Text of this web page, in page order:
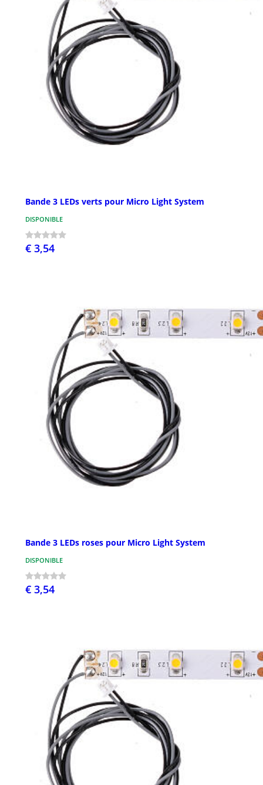
Bande 3 LEDs verts pour Micro Light System
DISPONIBLE
€ 3,54
Bande 3 LEDs roses pour Micro Light System
DISPONIBLE
€ 3,54